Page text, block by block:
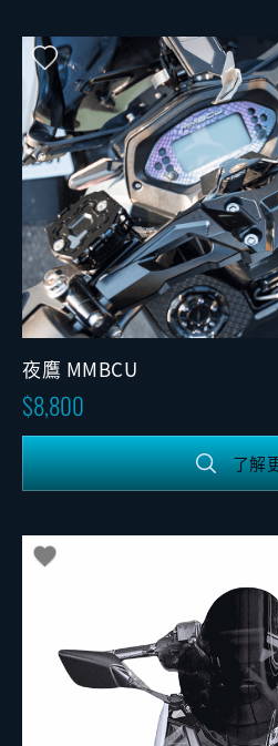
夜鷹 MMBCU
8,800
了解